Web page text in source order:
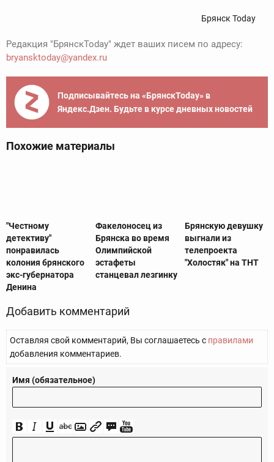
Брянск Today
Редакция "БрянскToday" ждет ваших писем по адресу:
bryansktoday@yandex.ru
Подписывайтесь на «БрянскToday» в
Яндекс.Дзен. Будьте в курсе дневных новостей
Похожие материалы
"Честному
детективу"
понравилась
колония брянского
экс-губернатора
Денина
Факелоносец из
Брянска во время
Олимпийской
эстафеты
станцевал лезгинку
Брянскую девушку
выгнали из
телепроекта
"Холостяк" на ТНТ
Добавить комментарий
Оставляя свой комментарий, Вы соглашаетесь с правилами
добавления комментариев.
Имя (обязательное)